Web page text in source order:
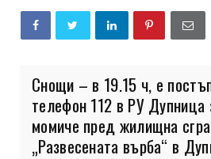
Снощи – в 19.15 ч, е
телефон 112 в РУ Дупница
момиче пред жилищна
„Развесената върба“ в